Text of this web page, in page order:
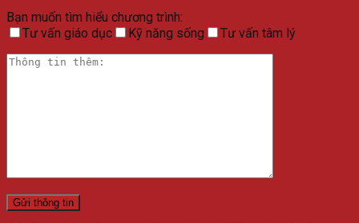
Bạn muốn tìm hiểu chương trình:
Tư vấn giáo dục
Kỹ năng sống Tư vấn tâm lý